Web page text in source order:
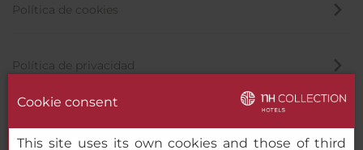
Política de cookies
Política de privacidad
Cookie consent
This site uses its own cookies and those of third